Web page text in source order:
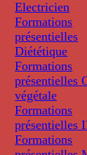
Electricien
Formations
présentielles
Diététique
Formations
présentielles
végétale
Formations
présentielles
Formations